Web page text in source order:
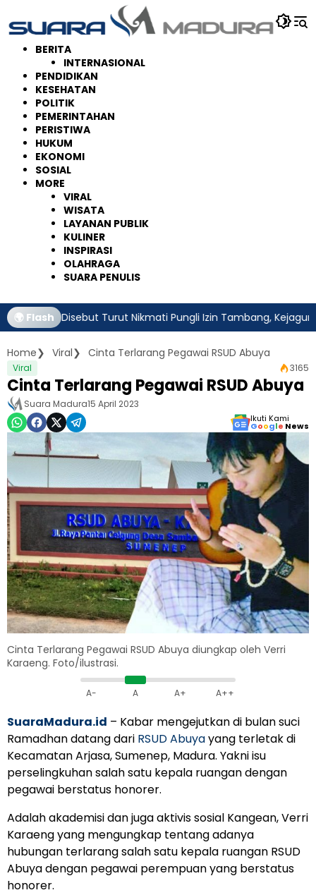
ke
konten
BERITA
INTERNASIONAL
PENDIDIKAN
KESEHATAN
POLITIK
PEMERINTAHAN
PERISTIWA
HUKUM
EKONOMI
SOSIAL
MORE
VIRAL
WISATA
LAYANAN PUBLIK
KULINER
INSPIRASI
OLAHRAGA
SUARA PENULIS
🌍 Flash
Disebut Turut Nikmati Pungli Izin Tambang, Kejagung Harus
Home Viral Cinta Terlarang Pegawai RSUD Abuya
Viral 3165
Cinta Terlarang Pegawai RSUD Abuya
Suara Madura15 April 2023
Ikuti Kami
Google News
Cinta Terlarang Pegawai RSUD Abuya diungkap oleh Verri
Karaeng. Foto/ilustrasi.
A- A A+ A++
SuaraMadura.id – Kabar mengejutkan di bulan suci
Ramadhan datang dari RSUD Abuyayang terletak di
Kecamatan Arjasa, Sumenep, Madura. Yakni isu
perselingkuhan salah satu kepala ruangan dengan
pegawai berstatus honorer.
Adalah akademisi dan juga aktivis sosial Kangean, Verri
Karaeng yang mengungkap tentang adanya
hubungan terlarang salah satu kepala ruangan RSUD
Abuya dengan pegawai perempuan yang berstatus
honorer.